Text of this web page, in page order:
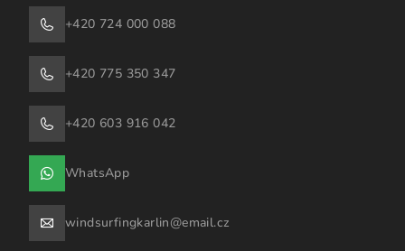
+420 724 000 088
+420 775 350 347
+420 603 916 042
WhatsApp
windsurfingkarlin@email.cz